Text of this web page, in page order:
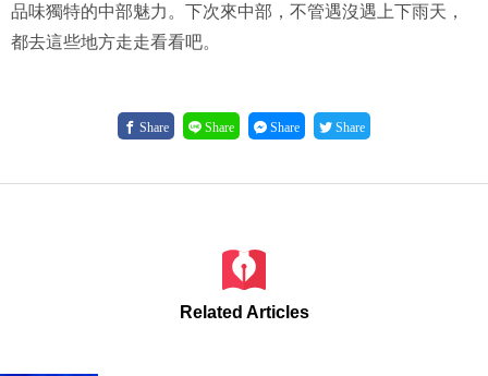
品味獨特的中部魅力。下次來中部，不管遇沒遇上下雨天，
都去這些地方走走看看吧。
Share Share Share Share
Related Articles